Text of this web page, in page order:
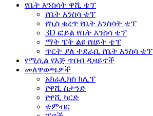
የቤት እንስሳት ዋሺ ቴፕ
የቤት እንስሳ ቴፕ
የኪስ ቁረጥ የቤት እንስሳት ቴፕ
3D ፎይል የቤት እንስሳ ቴፕ
ማት ፔት ልዩ የዘይት ቴፕ
ጥርት ያለ ተደራቢ የቤት እንስሳ ቴፕ
የሚሲል የእጅ ጥበብ ዲዛይኖች
መለዋወጫዎች
አክሬሊክስ ክሊፕ
የዋሺ ስታንድ
የዋሺ ካርድ
ቴምብር